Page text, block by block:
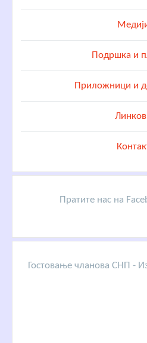
Подршка и
Приложници и
Пратите нас на
Гостовање чланова СНП -